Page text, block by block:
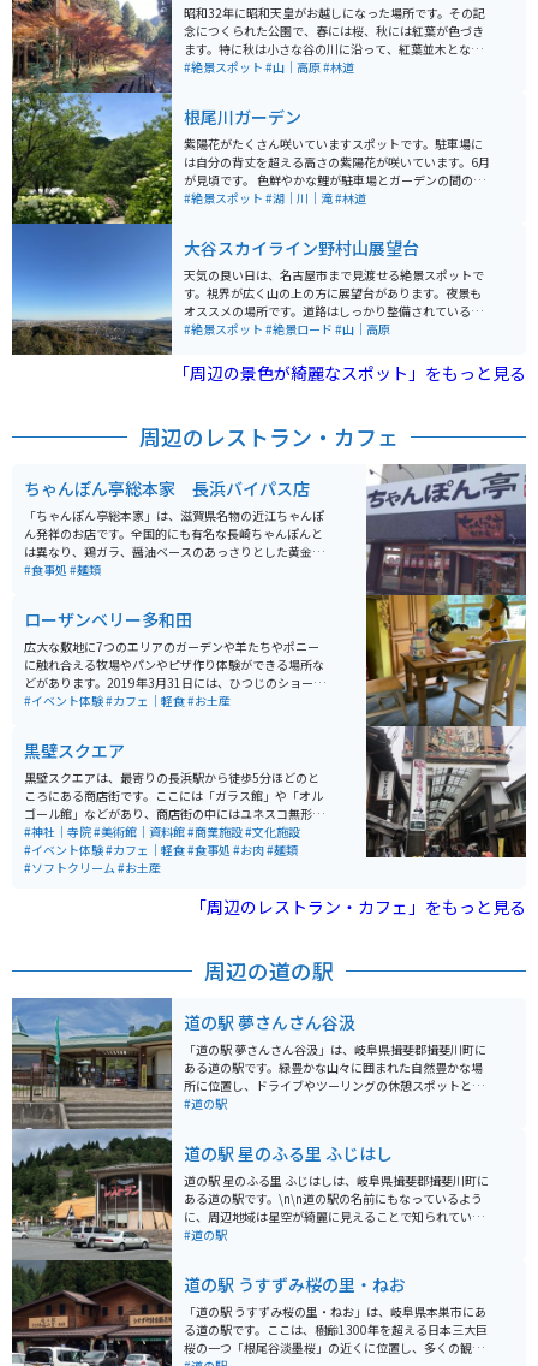
昭和32年に昭和天皇がお越しになった場所です。その記
念につくられた公園で、春には桜、秋には紅葉が色づき
ます。特に秋は小さな谷の川に沿って、紅葉並木とな
り、とても綺麗に色づきます。休憩スペースもあるの
#絶景スポット #山｜高原#林道
根尾川ガーデン
紫陽花がたくさん咲いていますスポットです。駐車場に
は自分の背丈を超える高さの紫陽花が咲いています。6月
が見頃です。 色鮮やかな鯉が駐車場とガーデンの間の堀
で泳いでいます。ガーデン内にはベンチと机があり、屋
#絶景スポット #湖｜川｜滝#林道
大谷スカイライン野村山展望台
天気の良い日は、名古屋市まで見渡せる絶景スポットで
す。視界が広く山の上の方に展望台があります。夜景も
オススメの場所です。道路はしっかり整備されているの
で、走りやすいです。登山やハイキングで利用の方にも
#絶景スポット #絶景ロード #山｜高原
「周辺の景色が綺麗なスポット」をもっと見る
周辺のレストラン・カフェ
ちゃんぽん亭総本家 長浜バイパス店
「ちゃんぽん亭総本家」は、滋賀県名物の近江ちゃんぽ
ん発祥のお店です。全国的にも有名な長崎ちゃんぽんと
は異なり、鶏ガラ、醤油ベースのあっさりとした黄金ス
ープが癖になる味わいです。ストレートの平麺にキャベ
#食事処 #麺類
ローザンベリー多和田
広大な敷地に7つのエリアのガーデンや羊たちやポニー
に触れ合える牧場やパンやピザ作り体験ができる場所な
どがあります。2019年3月31日には、ひつじのショーン
ファームガーデンがオープンしました。アニメに登場す
です。
#イベント体験#カフェ｜軽食#お土産
黒壁スクエア
黒壁スクエアは、最寄りの長浜駅から徒歩5分ほどのと
ころにある商店街です。ここには「ガラス館」や「オル
ゴール館」などがあり、商店街の中にはユネスコ無形文
化遺産に指定された曳山祭りについて学べる「曳山博物
館」や「海洋堂」のフィギュアミュージカルもありま
す。 長浜名物ののっぺいうどんや鯖そうめん、近江牛な
ーツ店なども多くあるため、幅広い年齢層が楽しめま
#神社｜寺院#美術館｜資料館#商業施設#文化施設
#イベント体験#カフェ｜軽食#食事処 #お肉#麺類
#ソフトクリーム#お土産
「周辺のレストラン・カフェ」をもっと見る
周辺の道の駅
道の駅 夢さんさん谷汲
「道の駅 夢さんさん谷汲」は、岐阜県揖斐郡揖斐川町に
ある道の駅です。緑豊かな山々に囲まれた自然豊かな場
所に位置し、ドライブやツーリングの休憩スポットとし
て人気があります。 地元の新鮮な野菜や果物が並ぶ直売
できます。特に、揖斐川町の特産品である「揖斐茶」を
使ったスイーツはおすすめです。 バイクで訪れる場合、
道の駅には広々とした駐車場が完備されているので安心
です。周辺には、揖斐川沿いを走る風光明媚な道が多
く、ツーリングにも最適なエリアです。道の駅から少し
ら、地元の美味しいものを楽しめる場所です。ドライブ
やツーリングの際には、ぜひ立ち寄ってみてください。
#道の駅
道の駅 星のふる里 ふじはし
道の駅 星のふる里 ふじはしは、岐阜県揖斐郡揖斐川町に
ある道の駅です。\n\n道の駅の名前にもなっているよう
に、周辺地域は星空が綺麗に見えることで知られていま
す。夜間は駐車場も開放されているため、満天の星空を
る「星のふる里物産館」では、地元で採れた新鮮な野菜
や果物が販売されています。特に、揖斐川町は柿の産地
として有名で、秋になると甘い柿が店頭に並びます。そ
の他にも、地元産の食材を使った加工品や、地域の特産
品など、お土産に最適な商品が数多く取り揃えられてい
#道の駅
道の駅 うすずみ桜の里・ねお
「道の駅 うすずみ桜の里・ねお」は、岐阜県本巣市にあ
る道の駅です。ここは、樹齢1300年を超える日本三大巨
桜の一つ「根尾谷淡墨桜」の近くに位置し、多くの観光